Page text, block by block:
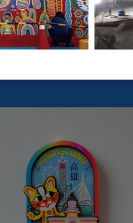
質三層立體磁鐵-平安台灣